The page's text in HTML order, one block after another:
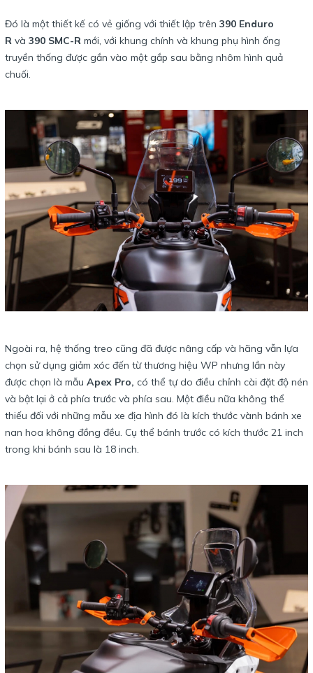
Đó là một thiết kế có vẻ giống với thiết lập trên 390 Enduro
R và 390 SMC-R mới, với khung chính và khung phụ hình ống
truyền thống được gắn vào một gắp sau bằng nhôm hình quả
chuối.
Ngoài ra, hệ thống treo cũng đã được nâng cấp và hãng vẫn lựa
chọn sử dụng giảm xóc đến từ thương hiệu WP nhưng lần này
được chọn là mẫu Apex Pro, có thể tự do điều chỉnh cài đặt độ nén
và bật lại ở cả phía trước và phía sau. Một điều nữa không thể
thiếu đối với những mẫu xe địa hình đó là kích thước vành bánh xe
nan hoa không đồng đều. Cụ thể bánh trước có kích thước 21 inch
trong khi bánh sau là 18 inch.